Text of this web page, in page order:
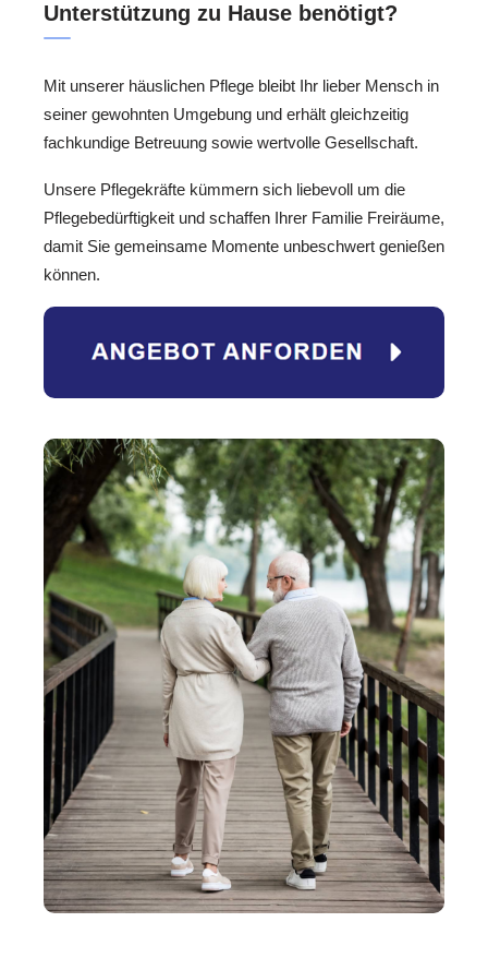
Unterstützung zu Hause benötigt?
Mit unserer häuslichen Pflege bleibt Ihr lieber Mensch in
seiner gewohnten Umgebung und erhält gleichzeitig
fachkundige Betreuung sowie wertvolle Gesellschaft.
Unsere Pflegekräfte kümmern sich liebevoll um die
Pflegebedürftigkeit und schaffen Ihrer Familie Freiräume,
damit Sie gemeinsame Momente unbeschwert genießen
können.